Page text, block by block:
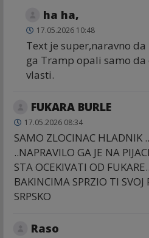
ha ha,
17.05.2026 10:48
Text je super,naravno
ga Tramp opali samo
vlasti.
FUKARA BURLE
17.05.2026 08:34
SAMO ZLOCINAC HLADNIK
..NAPRAVILO GA JE NA
STA OCEKIVATI OD
BAKINCIMA SPRZIO TI SVOJ
SRPSKO
Raso